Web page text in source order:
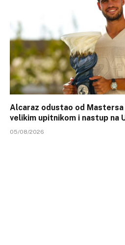
Alcaraz odustao od Mastersa
velikim upitnikom i nastup na
05/08/2026